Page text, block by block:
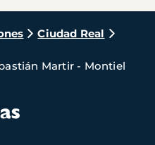
Ciudad Real
Martir - Montiel